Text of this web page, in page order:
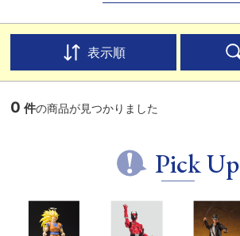
表示順
0 件の商品が見つかりました
Pick Up